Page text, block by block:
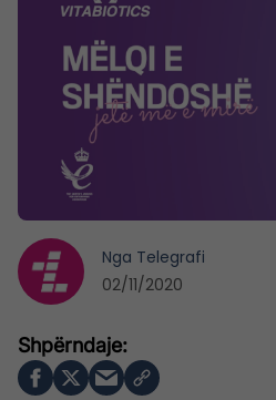
Nga Telegrafi
02/11/2020